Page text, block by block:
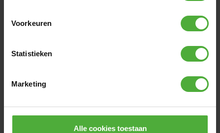
Voorkeuren
Statistieken
Marketing
Alle cookies toestaan
Afficher toutes les dimensions et tous les détails
COMMENTAIRES BERG BRACELETS